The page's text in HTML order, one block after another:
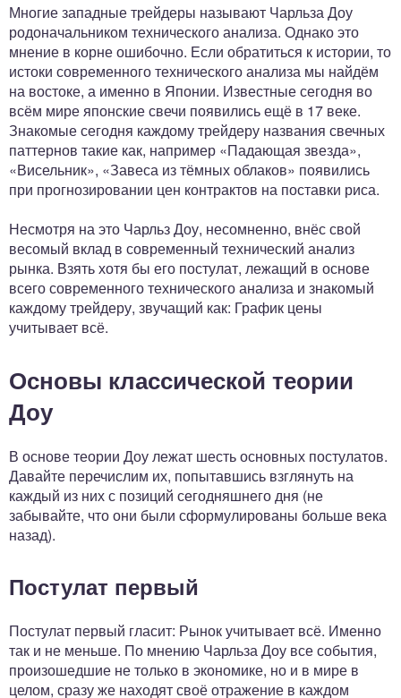
Многие западные трейдеры называют Чарльза Доу
родоначальником технического анализа. Однако это
мнение в корне ошибочно. Если обратиться к истории, то
истоки современного технического анализа мы найдём
на востоке, а именно в Японии. Известные сегодня во
всём мире японские свечи появились ещё в 17 веке.
Знакомые сегодня каждому трейдеру названия свечных
паттернов такие как, например «Падающая звезда»,
«Висельник», «Завеса из тёмных облаков» появились
при прогнозировании цен контрактов на поставки риса.
Несмотря на это Чарльз Доу, несомненно, внёс свой
весомый вклад в современный технический анализ
рынка. Взять хотя бы его постулат, лежащий в основе
всего современного технического анализа и знакомый
каждому трейдеру, звучащий как: График цены
учитывает всё.
Основы классической теории
Доу
В основе теории Доу лежат шесть основных постулатов.
Давайте перечислим их, попытавшись взглянуть на
каждый из них с позиций сегодняшнего дня (не
забывайте, что они были сформулированы больше века
назад).
Постулат первый
Постулат первый гласит: Рынок учитывает всё. Именно
так и не меньше. По мнению Чарльза Доу все события,
произошедшие не только в экономике, но и в мире в
целом, сразу же находят своё отражение в каждом